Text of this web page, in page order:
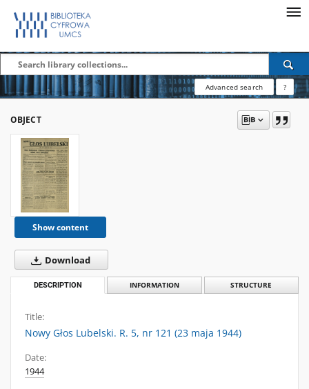
Advanced search ?
OBJECT
Show content
Download
DESCRIPTION INFORMATION STRUCTURE
Title:
Nowy Głos Lubelski. R. 5, nr 121 (23 maja 1944)
Date:
1944